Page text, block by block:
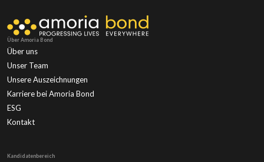
Über Amoria Bond
Über uns
Unser Team
Unsere Auszeichnungen
Karriere bei Amoria Bond
ESG
Kontakt
Kandidatenbereich